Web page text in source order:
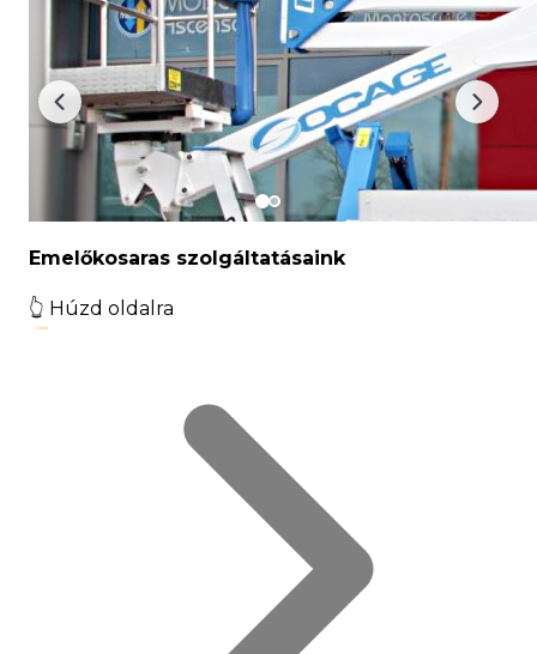
Emelőkosaras szolgáltatásaink
👆 Húzd oldalra